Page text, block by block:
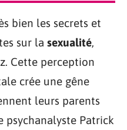
bien les secrets et
sur la sexualité,
Cette perception
crée une gêne
leurs parents
psychanalyste Patrick